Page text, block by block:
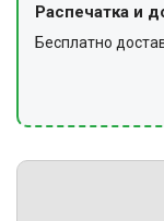
Распечатка и
Бесплатно